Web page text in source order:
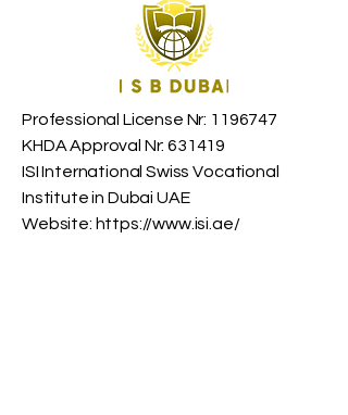
Professional License Nr: 1196747
KHDA Approval Nr: 631419
​ISI International Swiss Vocational
Institute in Dubai UAE
Website: https://www.isi.ae/